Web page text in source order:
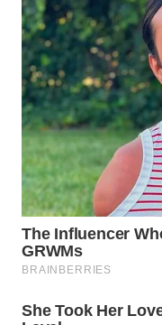
WN
PURWAKARTA
WN
PRIANGAN
TIMUR
WN
SEMARANG
WN
SOLO